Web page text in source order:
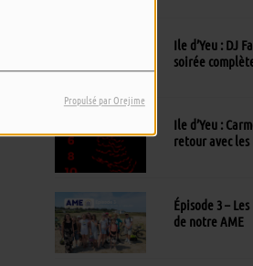
Propulsé par Orejime
Ile d’Yeu : DJ
soirée
Ile d’Yeu :
retour avec les
Épisode 3 –
de notre AME